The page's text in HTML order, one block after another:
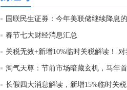
春节七大财经消息汇总
长假四大消息解读，新增15%临时关税